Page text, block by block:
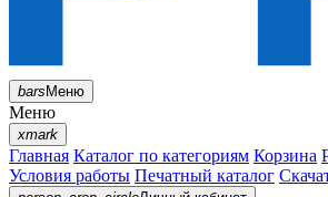
barsМеню
Меню
xmark
Главная Каталог по категориям Корзина
Условия работы Печатный каталог